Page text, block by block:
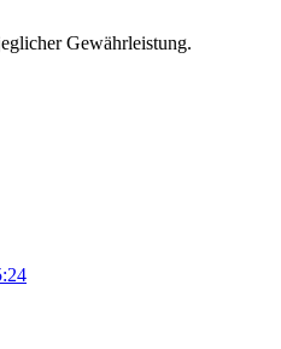
Gewährleistung.